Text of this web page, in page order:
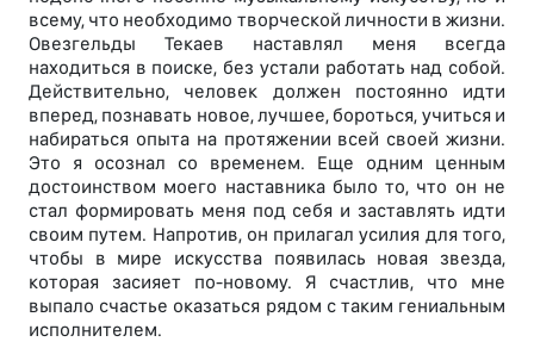
всему, что необходимо творческой личности в жизни.
Овезгельды Текаев наставлял меня всегда
находиться в поиске, без устали работать над собой.
Действительно, человек должен постоянно идти
вперед, познавать новое, лучшее, бороться, учиться и
набираться опыта на протяжении всей своей жизни.
Это я осознал со временем. Еще одним ценным
достоинством моего наставника было то, что он не
стал формировать меня под себя и заставлять идти
своим путем. Напротив, он прилагал усилия для того,
чтобы в мире искусства появилась новая звезда,
которая засияет по-новому. Я счастлив, что мне
выпало счастье оказаться рядом с таким гениальным
исполнителем.